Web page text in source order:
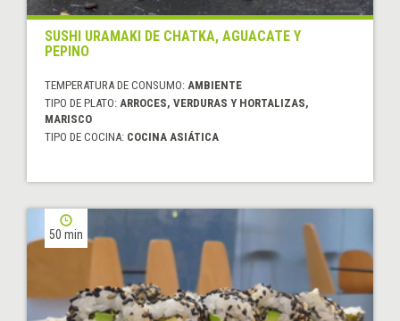
SUSHI URAMAKI DE CHATKA, AGUACATE Y
PEPINO
TEMPERATURA DE CONSUMO: AMBIENTE
TIPO DE PLATO: ARROCES, VERDURAS Y HORTALIZAS,
MARISCO
TIPO DE COCINA: COCINA ASIÁTICA
50 min